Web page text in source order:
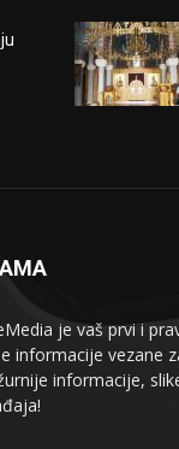
je vaš prvi i
informacije vezane
informacije,